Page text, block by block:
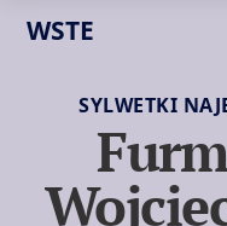
WSTE
SYLWETKI